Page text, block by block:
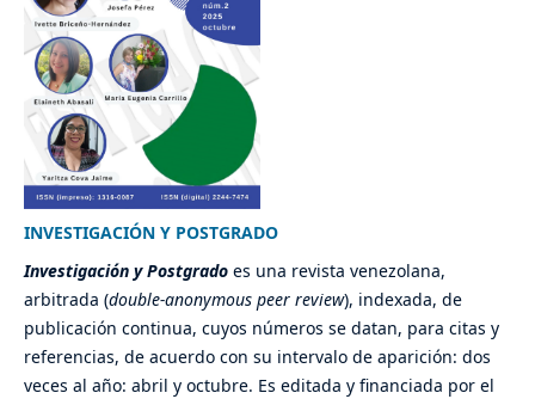
INVESTIGACIÓN Y POSTGRADO
Investigación y Postgrado es una revista venezolana,
arbitrada (double-anonymous peer review), indexada, de
publicación continua, cuyos números se datan, para citas y
referencias, de acuerdo con su intervalo de aparición: dos
veces al año: abril y octubre. Es editada y financiada por el